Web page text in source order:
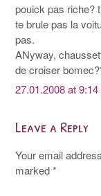
pouick pas riche?
te brule pas la
pas.
ANyway,
de croiser
27.01.2008 at 9:14
Leave a Reply
Your email
marked*